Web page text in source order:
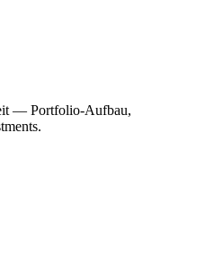
— Portfolio-Aufbau,